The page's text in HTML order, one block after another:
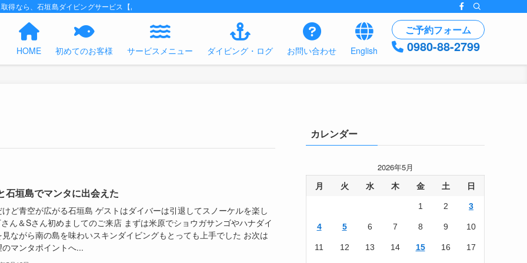
なら、石垣島ダイビングサービス【あくあの時間】におまかせください！
HOME 初めてのお客様 サービスメニュー ダイビング・ログ お問い合わせ English
ご予約フォーム
0980-88-2799
石垣島でマンタに出会えた
ど青空が広がる石垣島 ゲストはダイバーは引退してスノーケルを楽し
ん＆Sさん初めましてのご来店 まずは米原でショウガサンゴやハナダイ
ながら南の島を味わいスキンダイビングもとっても上手でした お次は
マンタポイントへ...
カレンダー
2026年5月
月 火 水 木 金 土 日
1 2 3
4 5 6 7 8 9 10
11 12 13 14 15 16 17